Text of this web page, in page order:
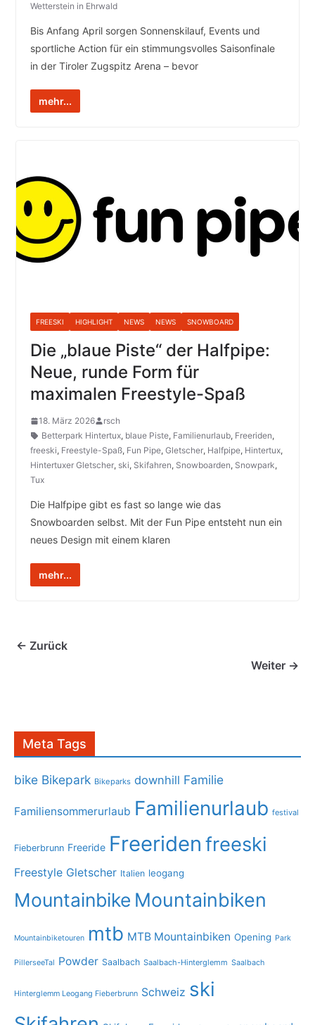
Wetterstein in Ehrwald
Bis Anfang April sorgen Sonnenskilauf, Events und
sportliche Action für ein stimmungsvolles Saisonfinale
in der Tiroler Zugspitz Arena – bevor
mehr...
FREESKI HIGHLIGHT NEWS NEWS SNOWBOARD
Die „blaue Piste“ der Halfpipe:
Neue, runde Form für
maximalen Freestyle-Spaß
18. März 2026
rsch
Betterpark Hintertux, blaue Piste, Familienurlaub, Freeriden,
freeski, Freestyle-Spaß, Fun Pipe, Gletscher, Halfpipe, Hintertux,
Hintertuxer Gletscher, ski, Skifahren, Snowboarden, Snowpark,
Tux
Die Halfpipe gibt es fast so lange wie das
Snowboarden selbst. Mit der Fun Pipe entsteht nun ein
neues Design mit einem klaren
mehr...
← Zurück
Weiter →
Meta Tags
bike Bikepark Bikeparks downhill Familie
Familiensommerurlaub Familienurlaub festival
Fieberbrunn Freeride Freeriden freeski
Freestyle Gletscher Italien leogang
Mountainbike Mountainbiken
Mountainbiketouren mtb MTB Mountainbiken Opening Park
PillerseeTal Powder Saalbach Saalbach-Hinterglemm Saalbach
Hinterglemm Leogang Fieberbrunn Schweiz ski